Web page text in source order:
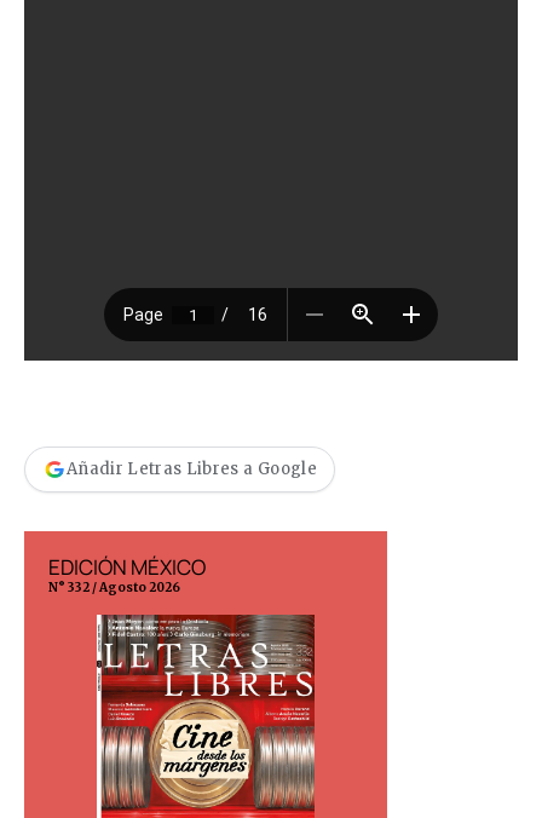
Añadir Letras Libres a Google
EDICIÓN MÉXICO
N° 332 / Agosto 2026